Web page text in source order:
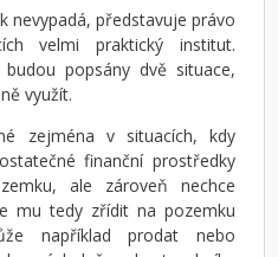
nevypadá, představuje právo
velmi praktický institut.
popsány dvě situace,
využít.
zejména v situacích, kdy
finanční prostředky
ale zároveň nechce
mu tedy zřídit na pozemku
například prodat nebo